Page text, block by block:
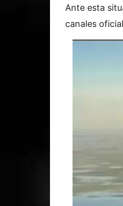
Ante esta
canales